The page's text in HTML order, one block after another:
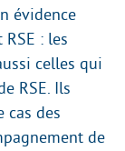
évidence
: les
celles qui
RSE. Ils
cas des
de